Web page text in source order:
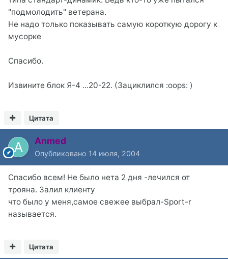
"подмолодить" ветерана.
Не надо только показывать самую короткую дорогу к
мусорке
Спасибо.
Извините блок Я-4 ...20-22. (Зациклился :oops: )
Цитата
Anmed
Опубликовано 14 июля, 2004
Спасибо всем! Не было нета 2 дня -лечился от
трояна. Залил клиенту
что было у меня,самое свежее выбрал-Sport-r
называется.
Цитата